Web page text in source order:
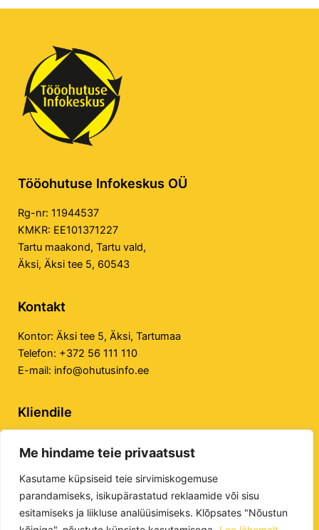
Me hindame teie privaatsust
Kasutame küpsiseid teie sirvimiskogemuse
parandamiseks, isikupärastatud reklaamide või sisu
esitamiseks ja liikluse analüüsimiseks. Klõpsates "Nõustun
Tööohutuse Infokeskus OÜ
Rg-nr: 11944537
KMKR: EE101371227
Tartu maakond, Tartu vald,
Äksi, Äksi tee 5, 60543
Kontakt
Kontor: Äksi tee 5, Äksi, Tartumaa
Telefon: +372 56 111 110
E-mail: info@ohutusinfo.ee
Kliendile
Veebilehe kasutustingimused
E-poe kasutustingimused